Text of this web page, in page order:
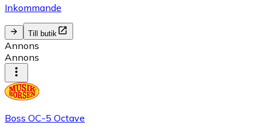
Inkommande
Till butik
Annons
Annons
Boss OC-5 Octave